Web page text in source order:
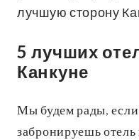
лучшую сторону
5 лучших
Канкуне
Мы будем рады,
забронируешь